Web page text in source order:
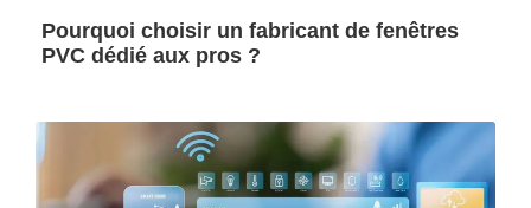
Pourquoi choisir un fabricant de fenêtres
PVC dédié aux pros ?